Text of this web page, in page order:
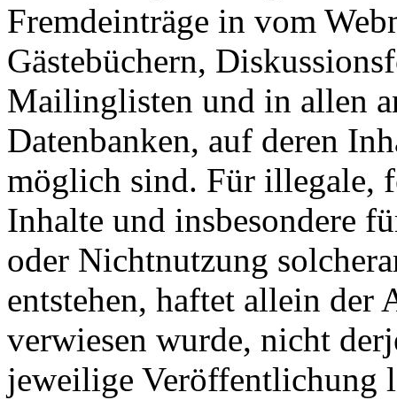
Fremdeinträge in vom
Gästebüchern,
Mailinglisten und in allen
Datenbanken, auf deren
möglich sind. Für illegale,
Inhalte und insbesondere
oder Nichtnutzung
entstehen, haftet allein der
verwiesen wurde, nicht
jeweilige Veröffentlichung